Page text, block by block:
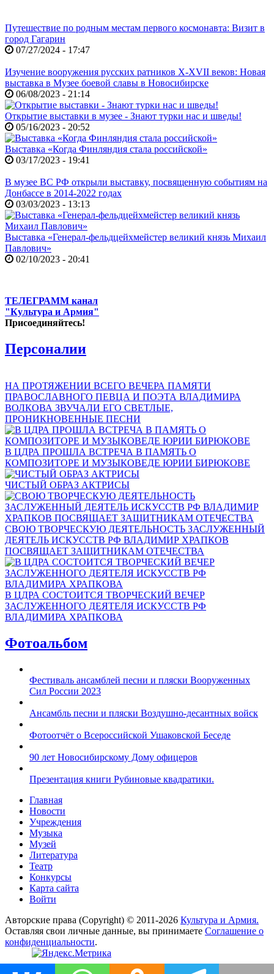
Путешествие по родным местам первого космонавта: Визит в
город Гагарин
07/27/2024 - 17:47
Изучение вооружения русских ратников X-XVII веков: Новая
выставка в Музее боевой славы в Новосибирске
06/08/2023 - 21:14
Открытие выставки в музее - Знают турки нас и шведы!
05/16/2023 - 20:52
Выставка «Когда Финляндия стала российской»
03/17/2023 - 19:41
В музее ВС РФ открыли выставку, посвященную событиям на
Донбассе в 2014-2022 годах
03/03/2023 - 13:13
Выставка «Генерал-фельдцейхмейстер великий князь Михаил
Павлович»
02/10/2023 - 20:41
ТЕЛЕГРАММ канал
"Культура и Армия"
Присоединяйтесь!
Персоналии
НА ПРОТЯЖЕНИИ ВСЕГО ВЕЧЕРА ПАМЯТИ
ПРАВОСЛАВНОГО ПЕВЦА И ПОЭТА ВЛАДИМИРА
ВОЛКОВА ЗВУЧАЛИ ЕГО СВЕТЛЫЕ,
ПРОНИКНОВЕННЫЕ ПЕСНИ
В ЦДРА ПРОШЛА ВСТРЕЧА В ПАМЯТЬ О
КОМПОЗИТОРЕ И МУЗЫКОВЕДЕ ЮРИИ БИРЮКОВЕ
ЧИСТЫЙ ОБРАЗ АКТРИСЫ
СВОЮ ТВОРЧЕСКУЮ ДЕЯТЕЛЬНОСТЬ ЗАСЛУЖЕННЫЙ
ДЕЯТЕЛЬ ИСКУССТВ РФ ВЛАДИМИР ХРАПКОВ
ПОСВЯЩАЕТ ЗАЩИТНИКАМ ОТЕЧЕСТВА
В ЦДРА СОСТОИТСЯ ТВОРЧЕСКИЙ ВЕЧЕР
ЗАСЛУЖЕННОГО ДЕЯТЕЛЯ ИСКУССТВ РФ
ВЛАДИМИРА ХРАПКОВА
Фотоальбом
Фестиваль ансамблей песни и пляски Вооруженных
Сил России 2023
Ансамбль песни и пляски Воздушно-десантных войск
Фотоотчёт о Всероссийской Ушаковской Беседе
90 лет Новосибирскому Дому офицеров
Презентация книги Рубиновые квадратики.
Главная
Новости
Учреждения
Музыка
Музей
Литература
Театр
Конкурсы
Карта сайта
Войти
Авторские права (Copyright) © 2011-2026 Культура и Армия.
Оставляя свои личные данные, вы принимаете Соглашение о
конфиденциальности.